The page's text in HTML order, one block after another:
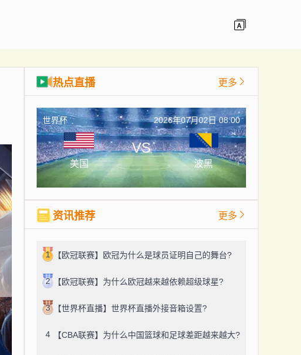
热点直播 更多
世界杯 2026年07月02日 08:00
美国
VS
波黑
资讯推荐 更多
1 【欧冠联赛】欧冠为什么是球员证明自己的舞台?
2 【欧冠联赛】为什么欧冠越来越依赖超级球星?
3 【世界杯直播】世界杯直播外接音箱设置?
4 【CBA联赛】为什么中国篮球和足球差距越来越大?